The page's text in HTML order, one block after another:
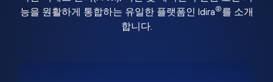
능을 원활하게 통합하는 유일한 플랫폼인 Idira®를 소개
합니다.